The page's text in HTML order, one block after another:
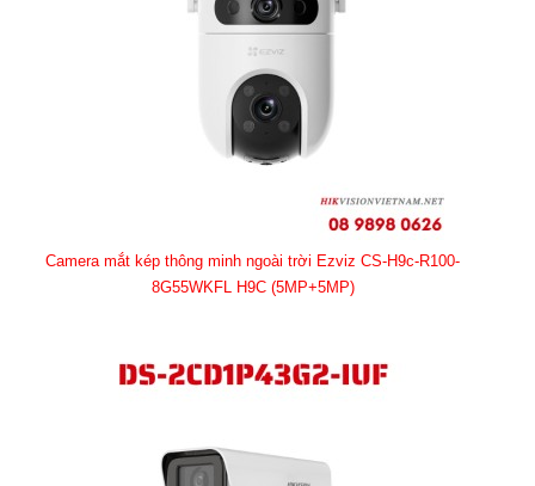
Camera mắt kép thông minh ngoài trời Ezviz CS-H9c-R100-
8G55WKFL H9C (5MP+5MP)